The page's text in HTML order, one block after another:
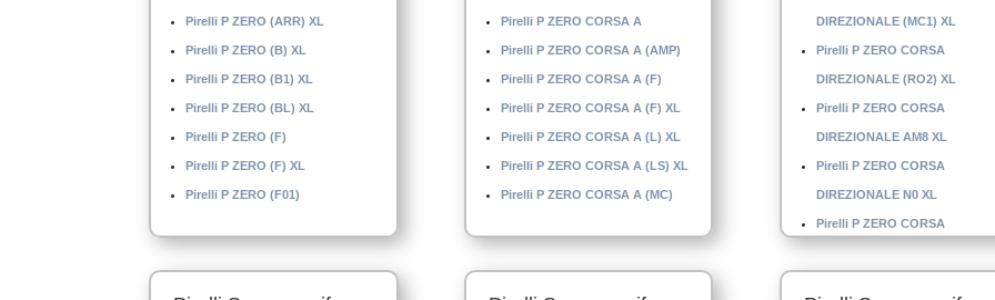
Pirelli P ZERO (ARR) XL
Pirelli P ZERO (B) XL
Pirelli P ZERO (B1) XL
Pirelli P ZERO (BL) XL
Pirelli P ZERO (F)
Pirelli P ZERO (F) XL
Pirelli P ZERO (F01)
Pirelli P ZERO CORSA A
Pirelli P ZERO CORSA A (AMP)
Pirelli P ZERO CORSA A (F)
Pirelli P ZERO CORSA A (F) XL
Pirelli P ZERO CORSA A (L) XL
Pirelli P ZERO CORSA A (LS) XL
Pirelli P ZERO CORSA A (MC)
DIREZIONALE (MC1) XL
Pirelli P ZERO CORSA
DIREZIONALE (RO2) XL
Pirelli P ZERO CORSA
DIREZIONALE AM8 XL
Pirelli P ZERO CORSA
DIREZIONALE N0 XL
Pirelli P ZERO CORSA